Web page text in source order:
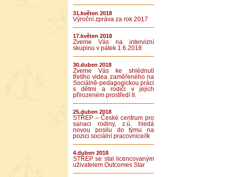
31.květen 2018
Výroční zpráva za rok 2017
17.květen 2018
Zveme Vás na intervizní
skupinu v pátek 1.6.2018
30.duben 2018
Zveme Vás ke shlédnutí
třetího videa zaměřeného na
Sociálně-pedagogickou práci
s dětmi a rodiči v jejich
přirozeném prostředí II.
25.duben 2018
STŘEP – České centrum pro
sanaci rodiny, z.ú. hledá
novou posilu do týmu na
pozici sociální pracovnice/ík
4.duben 2018
STŘEP se stal licencovaným
uživatelem Outcomes Star